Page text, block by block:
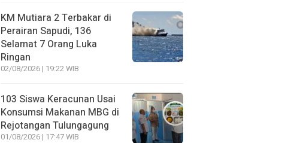
KM Mutiara 2 Terbakar di
Perairan Sapudi, 136
Selamat 7 Orang Luka
Ringan
02/08/2026 | 19:22 WIB
103 Siswa Keracunan Usai
Konsumsi Makanan MBG di
Rejotangan Tulungagung
01/08/2026 | 17:47 WIB